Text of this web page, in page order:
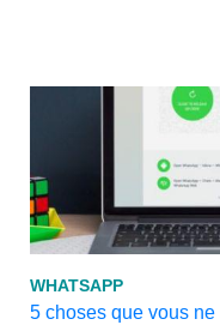
WHATSAPP
5 choses que vous